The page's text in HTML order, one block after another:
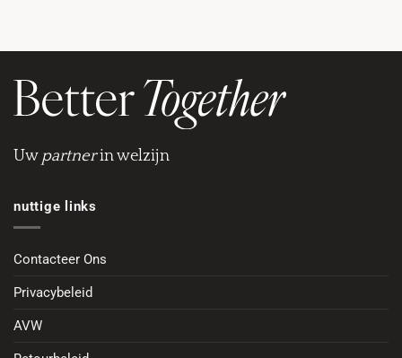
Uw partnerin welzijn
nuttige links
Contacteer Ons
Privacybeleid
AVW